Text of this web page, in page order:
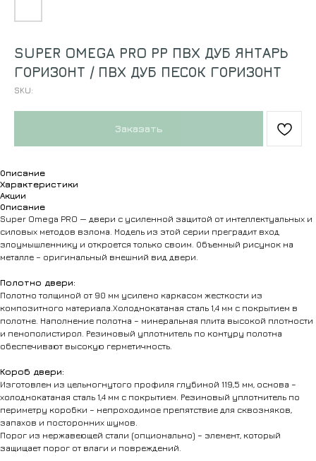
SUPER OMEGA PRO PP ПВХ ДУБ ЯНТАРЬ
ГОРИЗОНТ / ПВХ ДУБ ПЕСОК ГОРИЗОНТ
SKU:
Заказать
Описание
Характеристики
Акции
Описание
Super Omega PRO — двери с усиленной защитой от интеллектуальных и
силовых методов взлома. Модель из этой серии преградит вход
злоумышленнику и откроется только своим. Объемный рисунок на
металле − оригинальный внешний вид двери.
Полотно двери:
Полотно толщиной от 90 мм усилено каркасом жесткости из
композитного материала.Холоднокатаная сталь 1,4 мм с покрытием в
полотне. Наполнение полотна – минеральная плита высокой плотности
и пенополистирол. Резиновый уплотнитель по контуру полотна
обеспечивают высокую герметичность.
Короб двери:
Изготовлен из цельногнутого профиля глубиной 119,5 мм, основа –
холоднокатаная сталь 1,4 мм с покрытием. Резиновый уплотнитель по
периметру коробки – непроходимое препятствие для сквозняков,
запахов и посторонних шумов.
Порог из нержавеющей стали (опционально) – элемент, который
защищает порог от влаги и повреждений.